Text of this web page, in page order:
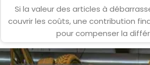
Si la valeur des articles à
couvrir les coûts, une contribution
pour compenser la